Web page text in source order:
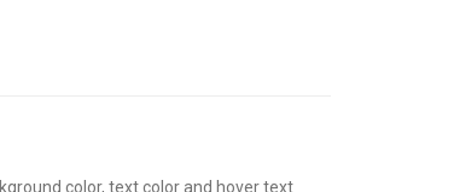
color, text color and hover text